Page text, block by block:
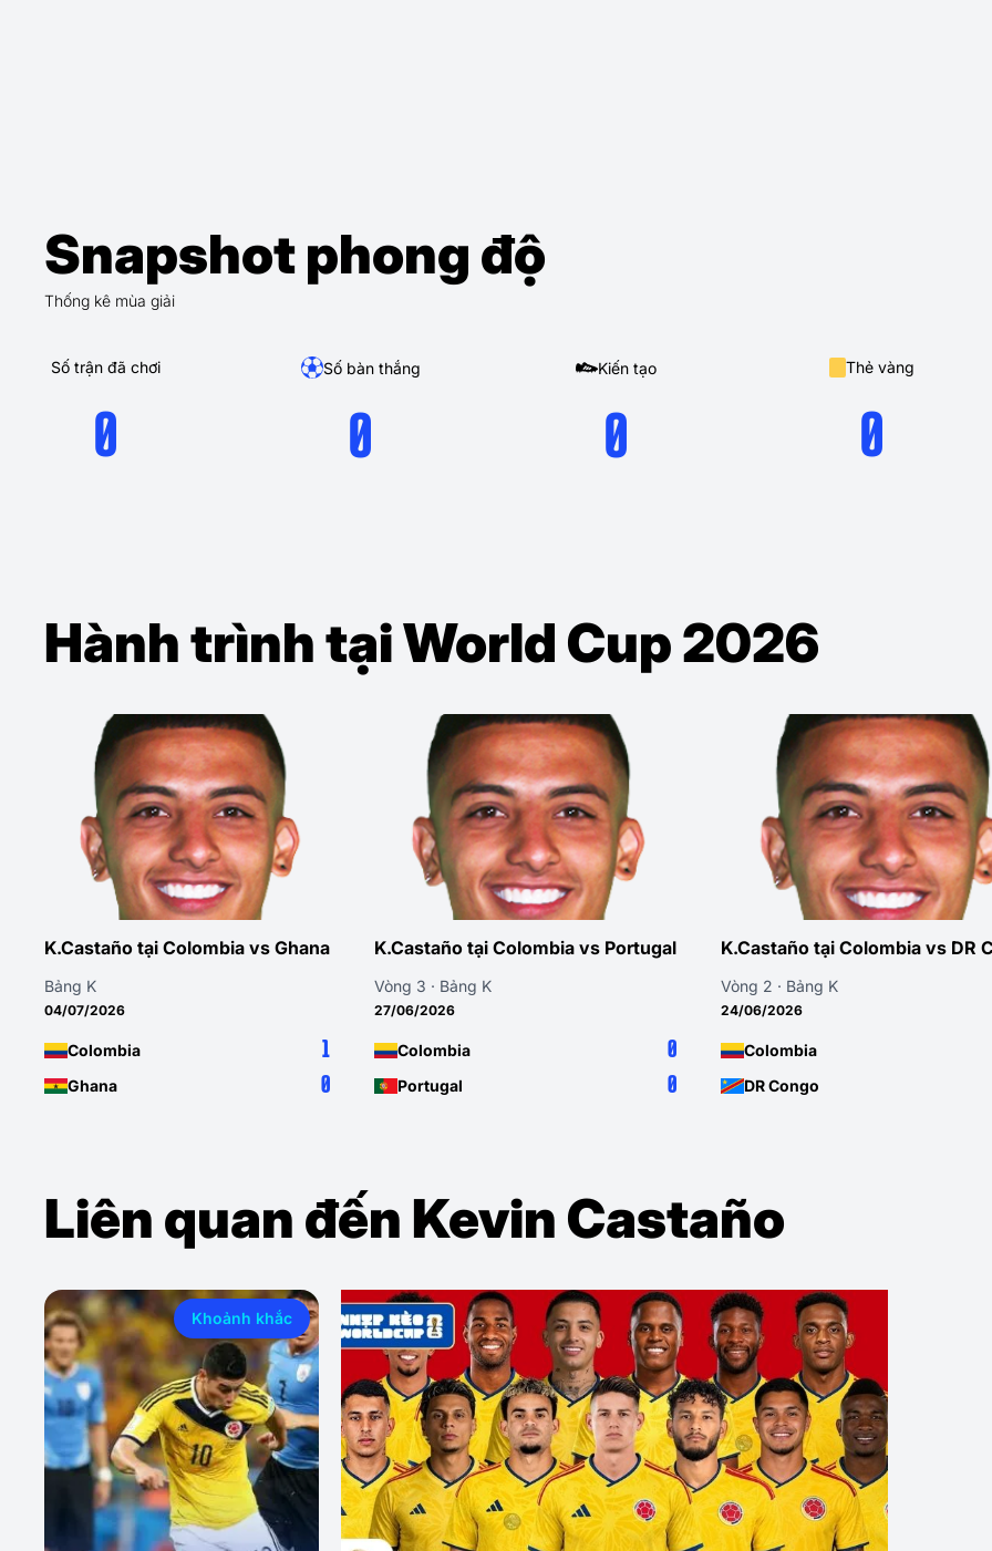
Snapshot phong độ
Thống kê mùa giải
Số trận đã chơi
0
Số bàn thắng
0
Kiến tạo
0
Thẻ vàng
0
Hành trình tại World Cup 2026
K.Castaño tại Colombia vs Ghana
Bảng K
04/07/2026
Colombia 1
Ghana 0
K.Castaño tại Colombia vs Portugal
Vòng 3 · Bảng K
27/06/2026
Colombia 0
Portugal 0
K.Castaño tại Colombia vs DR
Vòng 2 · Bảng K
24/06/2026
Colombia
DR Congo
Liên quan đến Kevin Castaño
Khoảnh khắc